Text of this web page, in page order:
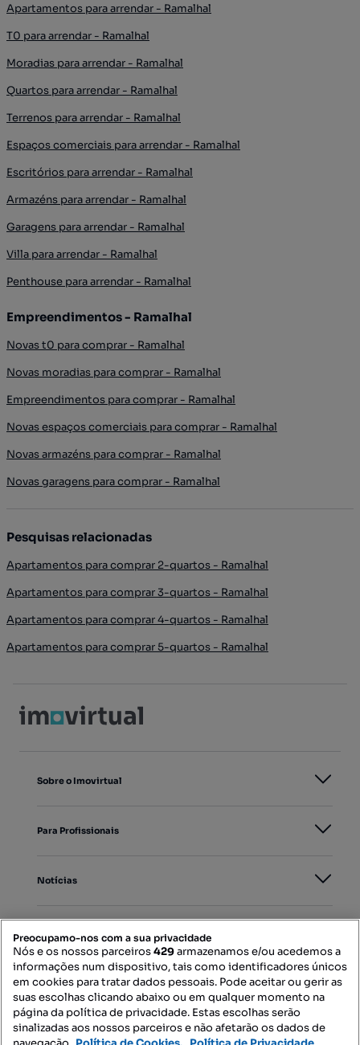
Apartamentos para arrendar - Ramalhal
T0 para arrendar - Ramalhal
Moradias para arrendar - Ramalhal
Quartos para arrendar - Ramalhal
Terrenos para arrendar - Ramalhal
Espaços comerciais para arrendar - Ramalhal
Escritórios para arrendar - Ramalhal
Armazéns para arrendar - Ramalhal
Garagens para arrendar - Ramalhal
Villa para arrendar - Ramalhal
Penthouse para arrendar - Ramalhal
Empreendimentos - Ramalhal
Novas t0 para comprar - Ramalhal
Novas moradias para comprar - Ramalhal
Empreendimentos para comprar - Ramalhal
Novas espaços comerciais para comprar - Ramalhal
Novas armazéns para comprar - Ramalhal
Novas garagens para comprar - Ramalhal
Pesquisas relacionadas
Apartamentos para comprar 2-quartos - Ramalhal
Apartamentos para comprar 3-quartos - Ramalhal
Apartamentos para comprar 4-quartos - Ramalhal
Apartamentos para comprar 5-quartos - Ramalhal
Sobre o Imovirtual
Para Profissionais
Notícias
Mapa do Site
Contacte-nos
Preocupamo-nos com a sua privacidade
Nós e os nossos parceiros429armazenamos e/ou acedemos a
informações num dispositivo, tais como identificadores únicos
em cookies para tratar dados pessoais. Pode aceitar ou gerir as
suas escolhas clicando abaixo ou em qualquer momento na
página da política de privacidade. Estas escolhas serão
sinalizadas aos nossos parceiros e não afetarão os dados de